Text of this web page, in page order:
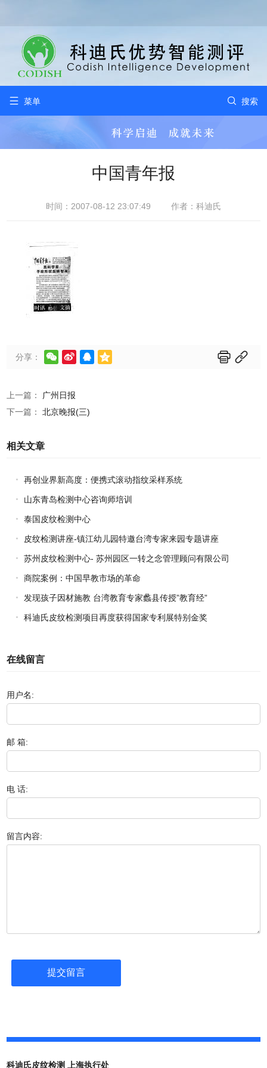
 菜单  搜索
中国青年报
时间：2007-08-12 23:07:49 作者：科迪氏
分享：      
上一篇：
广州日报
下一篇：北京晚报(三)
相关文章
再创业界新高度：便携式滚动指纹采样系统
山东青岛检测中心咨询师培训
泰国皮纹检测中心
皮纹检测讲座-镇江幼儿园特邀台湾专家来园专题讲座
苏州皮纹检测中心- 苏州园区一转之念管理顾问有限公司
商院案例：中国早教市场的革命
发现孩子因材施教 台湾教育专家蠡县传授”教育经”
科迪氏皮纹检测项目再度获得国家专利展特别金奖
在线留言
用户名:
邮 箱:
电 话:
留言内容:
科迪氏皮纹检测 上海执行处